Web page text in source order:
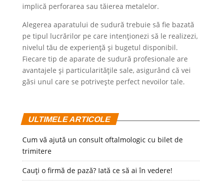
implică perforarea sau tăierea metalelor.
Alegerea aparatului de sudură trebuie să fie bazată
pe tipul lucrărilor pe care intenționezi să le realizezi,
nivelul tău de experiență și bugetul disponibil.
Fiecare tip de aparate de sudură profesionale are
avantajele și particularitățile sale, asigurând că vei
găsi unul care se potrivește perfect nevoilor tale.
ULTIMELE ARTICOLE
Cum vă ajută un consult oftalmologic cu bilet de
trimitere
Cauți o firmă de pază? Iată ce să ai în vedere!